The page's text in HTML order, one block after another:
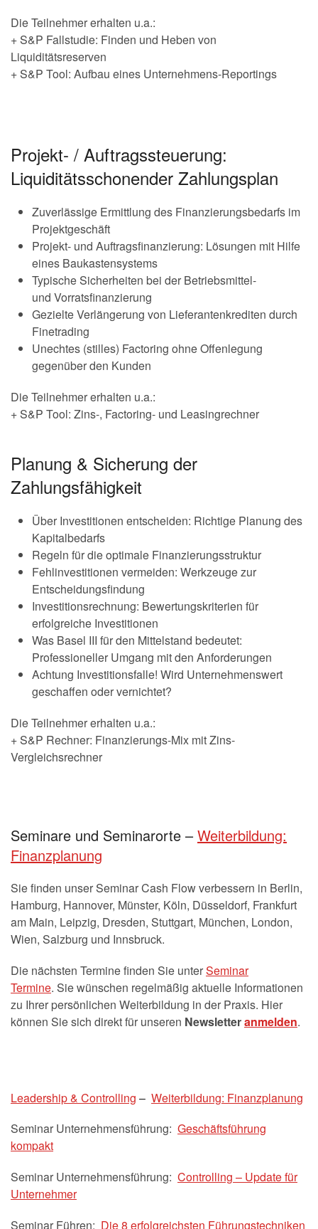
Die Teilnehmer erhalten u.a.:
+ S&P Fallstudie: Finden und Heben von
Liquiditätsreserven
+ S&P Tool: Aufbau eines Unternehmens-Reportings
Projekt- / Auftragssteuerung:
Liquiditätsschonender Zahlungsplan
Zuverlässige Ermittlung des Finanzierungsbedarfs im
Projektgeschäft
Projekt- und Auftragsfinanzierung: Lösungen mit Hilfe
eines Baukastensystems
Typische Sicherheiten bei der Betriebsmittel-
und Vorratsfinanzierung
Gezielte Verlängerung von Lieferantenkrediten durch
Finetrading
Unechtes (stilles) Factoring ohne Offenlegung
gegenüber den Kunden
Die Teilnehmer erhalten u.a.:
+ S&P Tool: Zins-, Factoring- und Leasingrechner
Planung & Sicherung der
Zahlungsfähigkeit
Über Investitionen entscheiden: Richtige Planung des
Kapitalbedarfs
Regeln für die optimale Finanzierungsstruktur
Fehlinvestitionen vermeiden: Werkzeuge zur
Entscheidungsfindung
Investitionsrechnung: Bewertungskriterien für
erfolgreiche Investitionen
Was Basel III für den Mittelstand bedeutet:
Professioneller Umgang mit den Anforderungen
Achtung Investitionsfalle! Wird Unternehmenswert
geschaffen oder vernichtet?
Die Teilnehmer erhalten u.a.:
+ S&P Rechner: Finanzierungs-Mix mit Zins-
Vergleichsrechner
Seminare und Seminarorte – Weiterbildung:
Finanzplanung
Sie finden unser Seminar Cash Flow verbessern in Berlin,
Hamburg, Hannover, Münster, Köln, Düsseldorf, Frankfurt
am Main, Leipzig, Dresden, Stuttgart, München, London,
Wien, Salzburg und Innsbruck.
Die nächsten Termine finden Sie unterSeminar
Termine. Sie wünschen regelmäßig aktuelle Informationen
zu Ihrer persönlichen Weiterbildung in der Praxis. Hier
können Sie sich direkt für unseren Newsletteranmelden.
Leadership & Controlling – Weiterbildung: Finanzplanung
Seminar Unternehmensführung: Geschäftsführung
kompakt
Seminar Unternehmensführung: Controlling – Update für
Unternehmer
Seminar Führen: Die 8 erfolgreichsten Führungstechniken